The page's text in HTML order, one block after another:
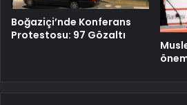
Boğaziçi’nde Konferans
Protestosu: 97 Gözaltı